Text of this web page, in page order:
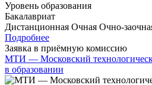
Уровень образования
Бакалавриат
Дистанционная Очная Очно-
Подробнее
Заявка в приёмную комиссию
МТИ — Московский
в образовании